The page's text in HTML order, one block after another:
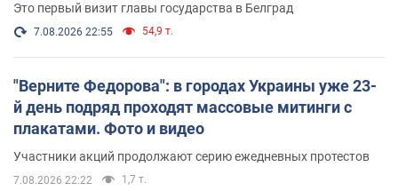
Это первый визит главы государства в Белград
7.08.2026 22:55 54,9 т.
"Верните Федорова": в городах Украины уже 23-
й день подряд проходят массовые митинги с
плакатами. Фото и видео
Участники акций продолжают серию ежедневных протестов
7.08.2026 22:22 1,7 т.